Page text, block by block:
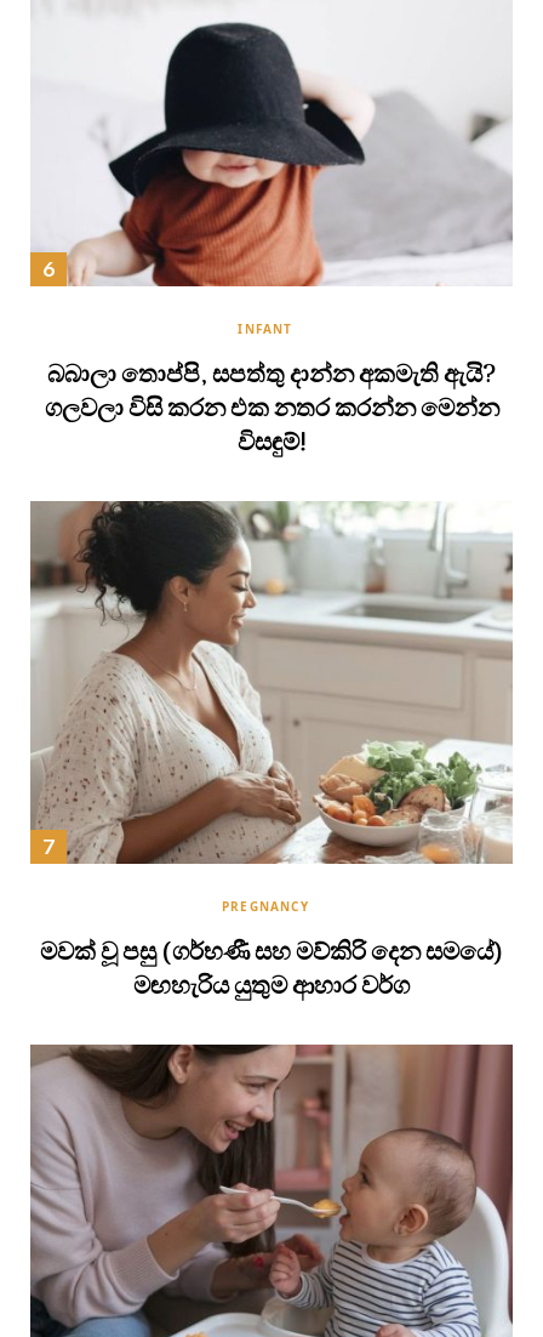
INFANT
බබාලා තොප්පි, සපත්තු දාන්න අකමැති ඇයි?
ගලවලා විසි කරන එක නතර කරන්න මෙන්න
විසඳුම්!
PREGNANCY
මවක් වූ පසු (ගර්භණී සහ මව්කිරි දෙන සමයේ)
මඟහැරිය යුතුම ආහාර වර්ග